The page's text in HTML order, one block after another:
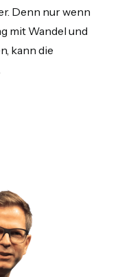
Denn nur wenn
mit Wandel und
kann die